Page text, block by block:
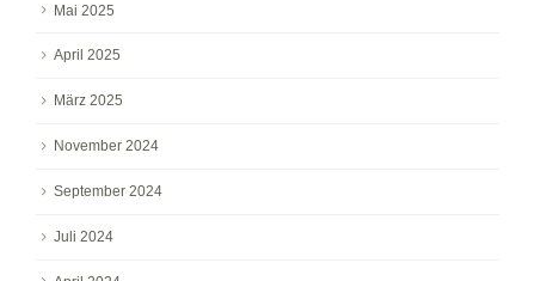
Mai 2025
April 2025
März 2025
November 2024
September 2024
Juli 2024